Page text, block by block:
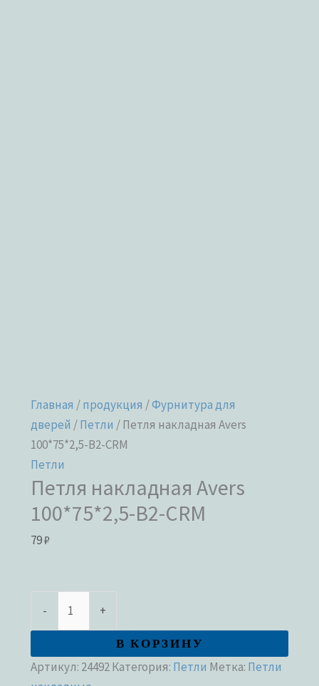
Главная /продукция /Фурнитура для
дверей /Петли / Петля накладная Avers
100*75*2,5-B2-CRM
Петли
Петля накладная Avers
100*75*2,5-B2-CRM
79₽
- +
В КОРЗИНУ
Артикул: 24492Категория: Петли Метка: Петли